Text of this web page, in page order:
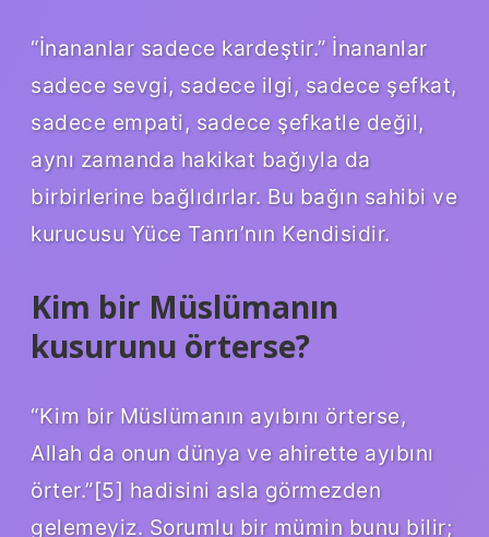
“İnananlar sadece kardeştir.” İnananlar
sadece sevgi, sadece ilgi, sadece şefkat,
sadece empati, sadece şefkatle değil,
aynı zamanda hakikat bağıyla da
birbirlerine bağlıdırlar. Bu bağın sahibi ve
kurucusu Yüce Tanrı’nın Kendisidir.
Kim bir Müslümanın
kusurunu örterse?
“Kim bir Müslümanın ayıbını örterse,
Allah da onun dünya ve ahirette ayıbını
örter.”[5] hadisini asla görmezden
gelemeyiz. Sorumlu bir mümin bunu bilir;